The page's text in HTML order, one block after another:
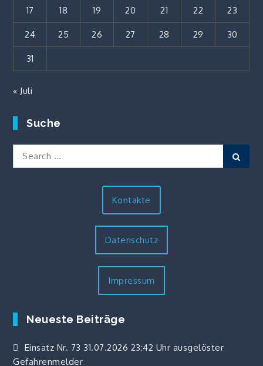
17 18 19 20 21 22 23
24 25 26 27 28 29 30
31
« Juli
Suche
Search
Kontakte
Datenschutz
Impressum
Neueste Beiträge
Einsatz Nr. 73 31.07.2026 23:42 Uhr ausgelöster
Gefahrenmelder